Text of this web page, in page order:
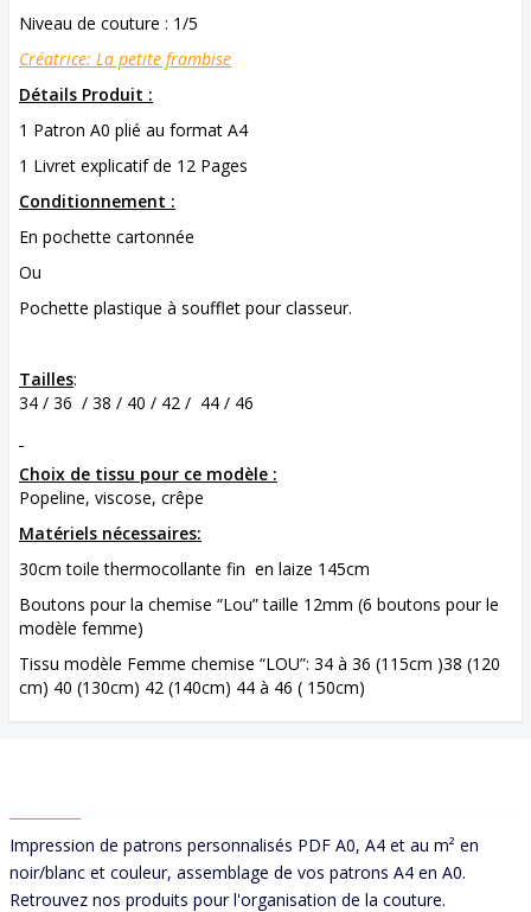
Niveau de couture : 1/5
Créatrice: La petite frambise
Détails Produit :
1 Patron A0 plié au format A4
1 Livret explicatif de 12 Pages
Conditionnement :
En pochette cartonnée
Ou
Pochette plastique à soufflet pour classeur.
Tailles:
34 / 36 / 38 / 40 / 42 / 44 / 46
Choix de tissu pour ce modèle :
Popeline, viscose, crêpe
Matériels nécessaires:
30cm toile thermocollante fin en laize 145cm
Boutons pour la chemise “Lou” taille 12mm (6 boutons pour le
modèle femme)
Tissu modèle Femme chemise “LOU”: 34 à 36 (115cm )38 (120
cm) 40 (130cm) 42 (140cm) 44 à 46 ( 150cm)
Impression de patrons personnalisés PDF A0, A4 et au m² en
noir/blanc et couleur, assemblage de vos patrons A4 en A0.
Retrouvez nos produits pour l'organisation de la couture.